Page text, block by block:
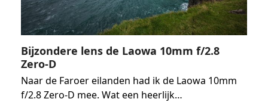
Bijzondere lens de Laowa 10mm f/2.8
Zero-D
Naar de Faroer eilanden had ik de Laowa 10mm
f/2.8 Zero-D mee. Wat een heerlijk…